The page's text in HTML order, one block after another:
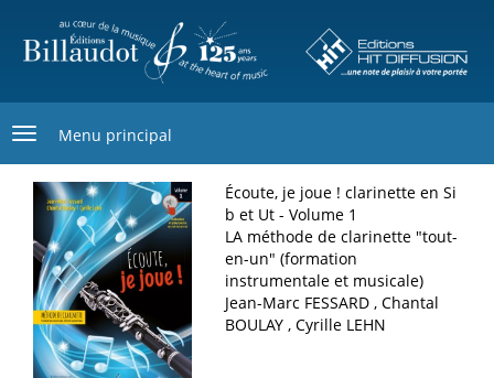
main
Menu principal
Écoute, je joue ! clarinette en Si
b et Ut - Volume 1
LA méthode de clarinette "tout-
en-un" (formation
instrumentale et musicale)
Jean-Marc FESSARD , Chantal
BOULAY , Cyrille LEHN